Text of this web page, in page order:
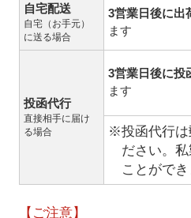
自宅配送
自宅（お手元）
に送る場合
3営業日後に出
ます
投函代行
直接相手に届け
る場合
3営業日後に投
ます
※投函代行は
ださい。
ことができ
【ご注意】